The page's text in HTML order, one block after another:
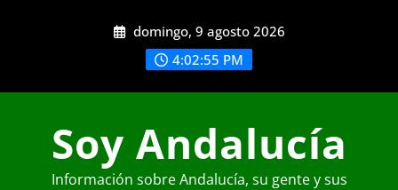
domingo, 9 agosto 2026
4:02:56 PM
Soy Andalucía
Información sobre Andalucía, su gente y sus